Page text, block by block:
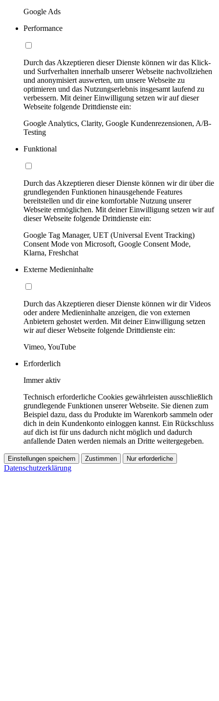
Google Ads
Performance
Durch das Akzeptieren dieser Dienste können wir das Klick-
und Surfverhalten innerhalb unserer Webseite nachvollziehen
und anonymisiert auswerten, um unsere Webseite zu
optimieren und das Nutzungserlebnis insgesamt laufend zu
verbessern. Mit deiner Einwilligung setzen wir auf dieser
Webseite folgende Drittdienste ein:
Google Analytics, Clarity, Google Kundenrezensionen, A/B-
Testing
Funktional
Durch das Akzeptieren dieser Dienste können wir dir über die
grundlegenden Funktionen hinausgehende Features
bereitstellen und dir eine komfortable Nutzung unserer
Webseite ermöglichen. Mit deiner Einwilligung setzen wir auf
dieser Webseite folgende Drittdienste ein:
Google Tag Manager, UET (Universal Event Tracking)
Consent Mode von Microsoft, Google Consent Mode,
Klarna, Freshchat
Externe Medieninhalte
Durch das Akzeptieren dieser Dienste können wir dir Videos
oder andere Medieninhalte anzeigen, die von externen
Anbietern gehostet werden. Mit deiner Einwilligung setzen
wir auf dieser Webseite folgende Drittdienste ein:
Vimeo, YouTube
Erforderlich
Immer aktiv
Technisch erforderliche Cookies gewährleisten ausschließlich
grundlegende Funktionen unserer Webseite. Sie dienen zum
Beispiel dazu, dass du Produkte im Warenkorb sammeln oder
dich in dein Kundenkonto einloggen kannst. Ein Rückschluss
auf dich ist für uns dadurch nicht möglich und dadurch
anfallende Daten werden niemals an Dritte weitergegeben.
Einstellungen speichern Zustimmen Nur erforderliche
Datenschutzerklärung